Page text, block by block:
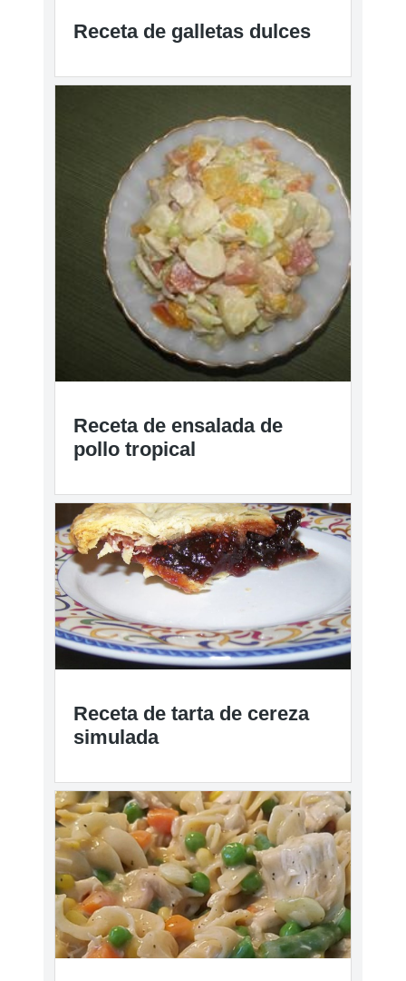
Receta de galletas dulces
Receta de ensalada de
pollo tropical
Receta de tarta de cereza
simulada